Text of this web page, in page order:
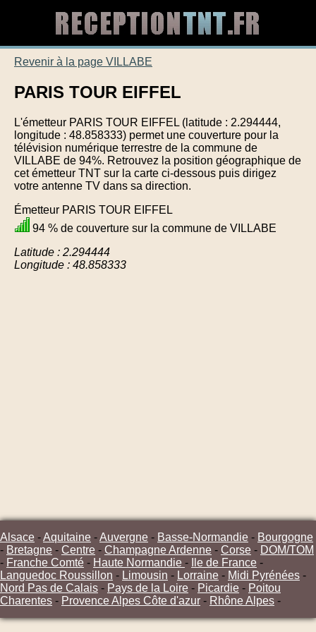
Revenir à la page VILLABE
PARIS TOUR EIFFEL
L'émetteur PARIS TOUR EIFFEL (latitude : 2.294444,
longitude : 48.858333) permet une couverture pour la
télévision numérique terrestre de la commune de
VILLABE de 94%. Retrouvez la position géographique de
cet émetteur TNT sur la carte ci-dessous puis dirigez
votre antenne TV dans sa direction.
Émetteur PARIS TOUR EIFFEL
94 % de couverture sur la commune de VILLABE
Latitude : 2.294444
Longitude : 48.858333
Alsace -Aquitaine -Auvergne - Basse-Normandie - Bourgogne
- Bretagne - Centre - Champagne Ardenne - Corse - DOM/TOM
- Franche Comté - Haute Normandie - Ile de France -
Languedoc Roussillon - Limousin - Lorraine - Midi Pyrénées -
Nord Pas de Calais - Pays de la Loire - Picardie - Poitou
Charentes - Provence Alpes Côte d'azur - Rhône Alpes -